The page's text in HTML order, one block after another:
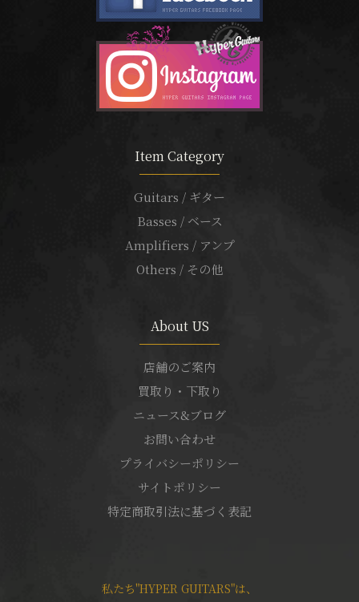
Item Category
Guitars / ギター
Basses / ベース
Amplifiers / アンプ
Others / その他
About US
店舗のご案内
買取り・下取り
ニュース&ブログ
お問い合わせ
プライバシーポリシー
サイトポリシー
特定商取引法に基づく表記
私たち"HYPER GUITARS"は、